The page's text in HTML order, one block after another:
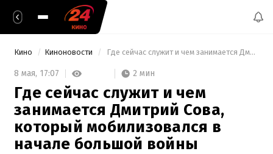
Кино Киноновости Где сейчас служит и чем занимается Дмитрий Сова, который мобилизовался в начале большой войны
8 мая, 17:07 2 мин
Где сейчас служит и чем
занимается Дмитрий Сова,
который мобилизовался в
начале большой войны